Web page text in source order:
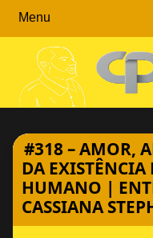
Menu
#318 – AMOR,
DA EXISTÊNCIA
HUMANO |
CASSIANA